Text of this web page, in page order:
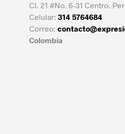
Cl. 21 #No. 6-31 Centro.
Celular: 314 5764684
Correo:
Colombia